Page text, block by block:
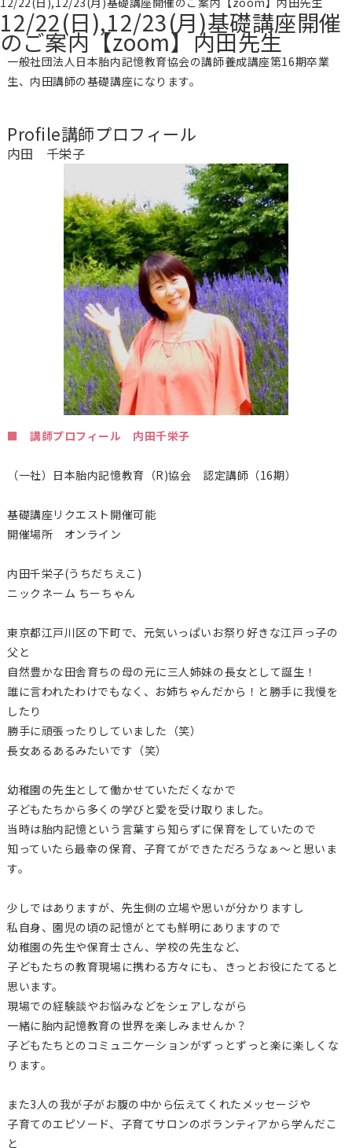
12/22(日),12/23(月)基礎講座開催
のご案内【zoom】内田先生
一般社団法人日本胎内記憶教育協会の講師養成講座第16期卒業
生、内田講師の基礎講座になります。
Profile講師プロフィール
内田 千栄子
■ 講師プロフィール 内田千栄子
（一社）日本胎内記憶教育（R)協会 認定講師（16期）
基礎講座リクエスト開催可能
開催場所 オンライン
内田千栄子(うちだちえこ)
ニックネーム ちーちゃん
東京都江戸川区の下町で、元気いっぱいお祭り好きな江戸っ子の
父と
自然豊かな田舎育ちの母の元に三人姉妹の長女として誕生！
誰に言われたわけでもなく、お姉ちゃんだから！と勝手に我慢を
したり
勝手に頑張ったりしていました（笑）
長女あるあるみたいです（笑）
幼稚園の先生として働かせていただくなかで
子どもたちから多くの学びと愛を受け取りました。
当時は胎内記憶という言葉すら知らずに保育をしていたので
知っていたら最幸の保育、子育てができただろうなぁ～と思いま
す。
少しではありますが、先生側の立場や思いが分かりますし
私自身、園児の頃の記憶がとても鮮明にありますので
幼稚園の先生や保育士さん、学校の先生など、
子どもたちの教育現場に携わる方々にも、きっとお役にたてると
思います。
現場での経験談やお悩みなどをシェアしながら
一緒に胎内記憶教育の世界を楽しみませんか？
子どもたちとのコミュニケーションがずっとずっと楽に楽しくな
ります。
また3人の我が子がお腹の中から伝えてくれたメッセージや
子育てのエピソード、子育てサロンのボランティアから学んだこ
と